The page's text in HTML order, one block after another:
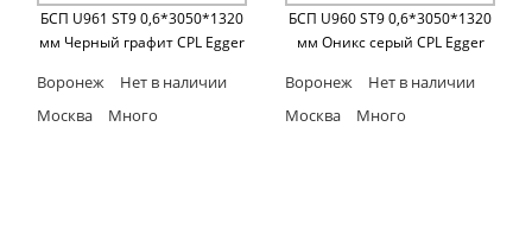
БСП U961 ST9 0,6*3050*1320
мм Черный графит CPL Egger
Воронеж
Нет в наличии
Москва
Много
БСП U960 ST9 0,6*3050*1320
мм Оникс серый CPL Egger
Воронеж
Нет в наличии
Москва
Много